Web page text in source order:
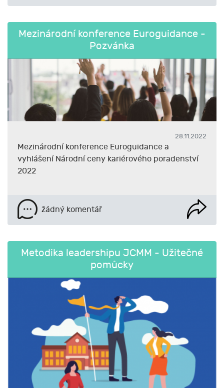
Mezinárodní konference Euroguidance -
Pozvánka
28.11.2022
Mezinárodní konference Euroguidance a
vyhlášení Národní ceny kariérového poradenství
2022
žádný komentář
Metodika leadershipu JCMM - Užitečné
pomůcky